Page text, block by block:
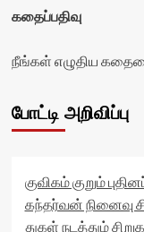
கதைப்பதிவு
நீங்கள் எழுதிய
போட்டி அறிவிப்பு
குவிகம் குறும்
கந்தர்வன் நினைவு
துகள் நடத்தும்